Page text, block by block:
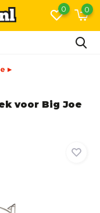
0 0
▸
voor Big Joe